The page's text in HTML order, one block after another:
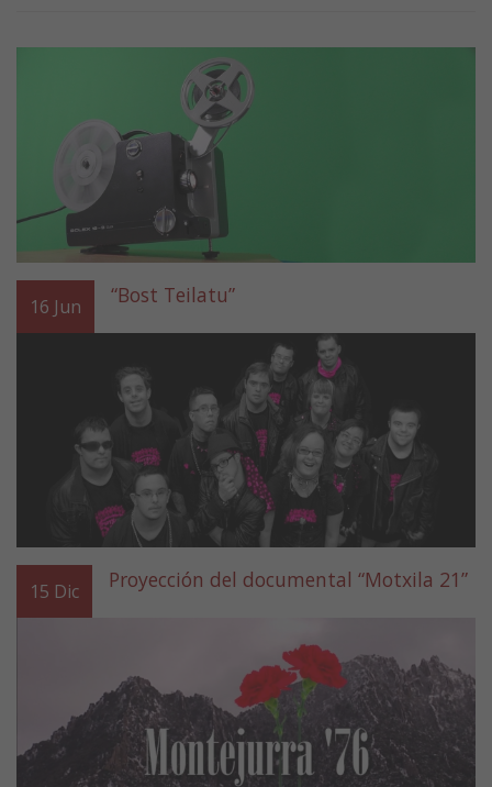
16 Jun “Bost Teilatu”
15 Dic Proyección del documental “Motxila 21”